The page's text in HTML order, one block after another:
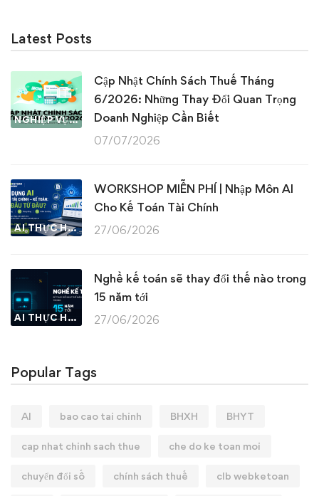
Latest Posts
NGHIỆP VỤ KẾ TOÁN & THUẾ
Cập Nhật Chính Sách Thuế Tháng
6/2026: Những Thay Đổi Quan Trọng
Doanh Nghiệp Cần Biết
07/07/2026
AI THỰC HÀNH
WORKSHOP MIỄN PHÍ | Nhập Môn AI
Cho Kế Toán Tài Chính
27/06/2026
AI THỰC HÀNH
Nghề kế toán sẽ thay đổi thế nào trong
15 năm tới
27/06/2026
Popular Tags
AI bao cao tai chinh BHXH BHYT
cap nhat chinh sach thue che do ke toan moi
chuyển đổi số chính sách thuế clb webketoan